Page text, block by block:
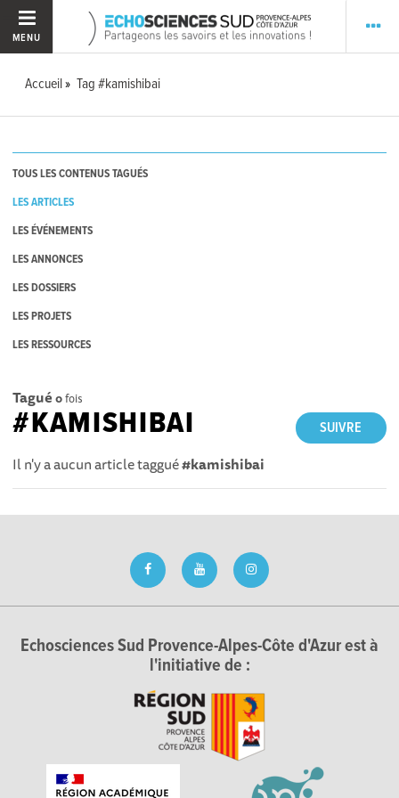
MENU
Accueil Tag #kamishibai
TOUS LES CONTENUS TAGUÉS
LES ARTICLES
LES ÉVÉNEMENTS
LES ANNONCES
LES DOSSIERS
LES PROJETS
LES RESSOURCES
Tagué 0fois
SUIVRE
#KAMISHIBAI
Il n'y a aucun article taggué#kamishibai
Echosciences Sud Provence-Alpes-Côte d'Azur est à
l'initiative de :